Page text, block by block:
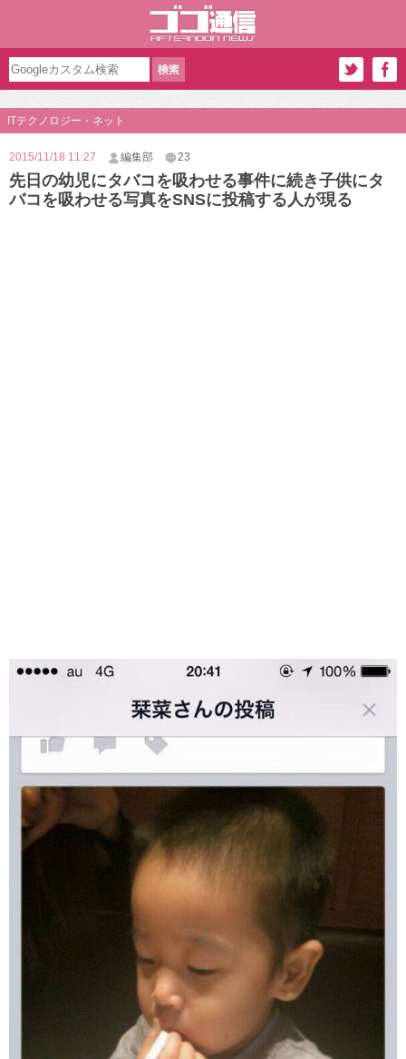
ITテクノロジー・ネット
2015/11/18 11:27 編集部 23
先日の幼児にタバコを吸わせる事件に続き子供にタ
バコを吸わせる写真をSNSに投稿する人が現る